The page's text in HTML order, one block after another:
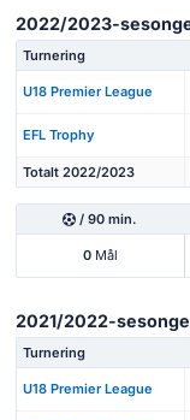
2022/2023-
Turnering
U18 Premier League
EFL Trophy
Totalt 2022/2023
/ 90 min.
0Mål
2021/2022-
Turnering
U18 Premier League